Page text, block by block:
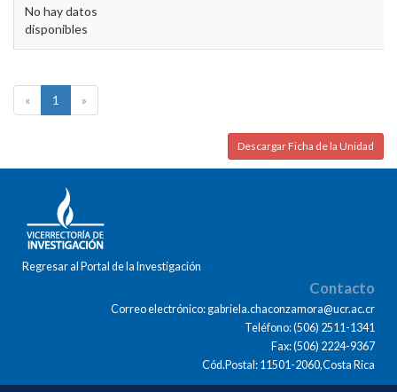
No hay datos
disponibles
« 1 »
Descargar Ficha de la Unidad
Regresar al Portal de la Investigación
Contacto
Correo electrónico: gabriela.chaconzamora@ucr.ac.cr
Teléfono: (506) 2511-1341
Fax: (506) 2224-9367
Cód.Postal: 11501-2060,Costa Rica